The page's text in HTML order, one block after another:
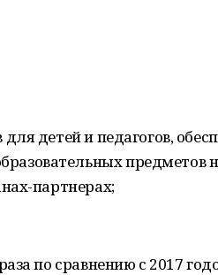
для детей и педагогов,
предметов
партнерах;
по сравнению с 2017